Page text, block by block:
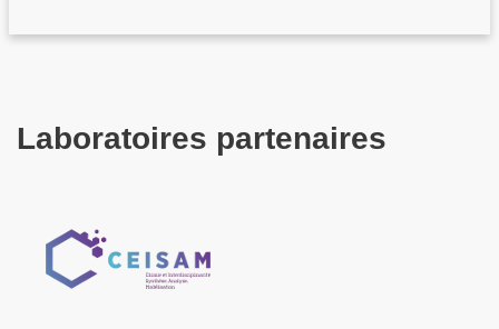
Laboratoires partenaires